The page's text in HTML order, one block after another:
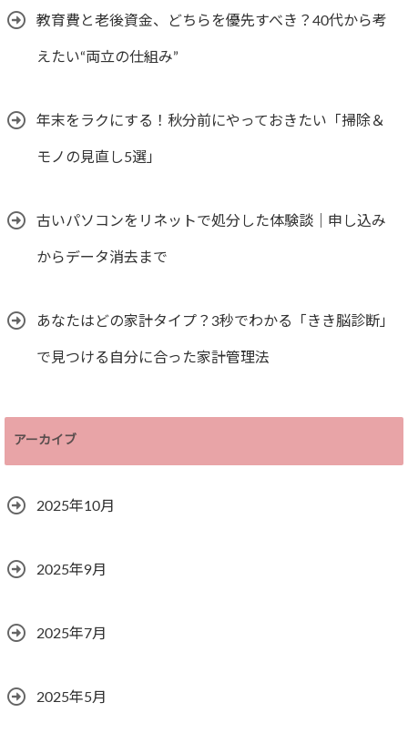
教育費と老後資金、どちらを優先すべき？40代から考
えたい“両立の仕組み”
年末をラクにする！秋分前にやっておきたい「掃除＆
モノの見直し5選」
古いパソコンをリネットで処分した体験談｜申し込み
からデータ消去まで
あなたはどの家計タイプ？3秒でわかる「きき脳診断」
で見つける自分に合った家計管理法
アーカイブ
2025年10月
2025年9月
2025年7月
2025年5月